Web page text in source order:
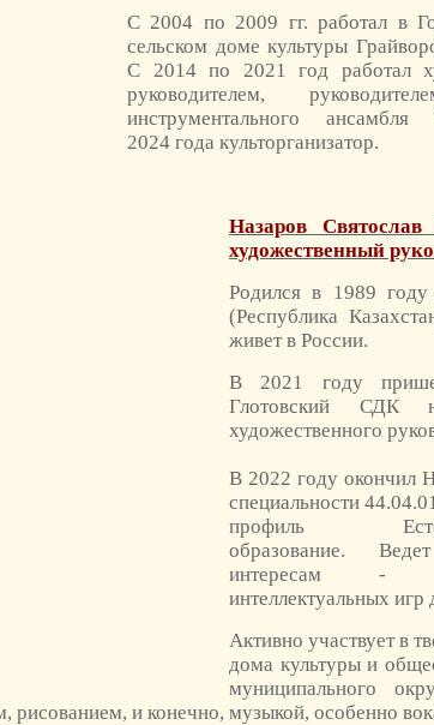
С 2004 по 2009 гг. работал в
сельском доме культуры
С 2014 по 2021 год работал
руководителем,
инструментального
2024 года культорганизатор.
Назаров
художественный
Родился в 1989 году
(Республика
живет в России.
В 2021 году
Глотовский СДК
художественного
В 2022 году
специальности
профиль
образование.
интересам
интеллектуальных игр
Активно участвует в
дома культуры и
муниципального
рисованием, и конечно, музыкой, особенно